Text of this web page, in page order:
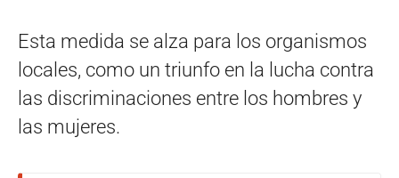
Esta medida se alza para los organismos
locales, como un triunfo en la lucha contra
las discriminaciones entre los hombres y
las mujeres.